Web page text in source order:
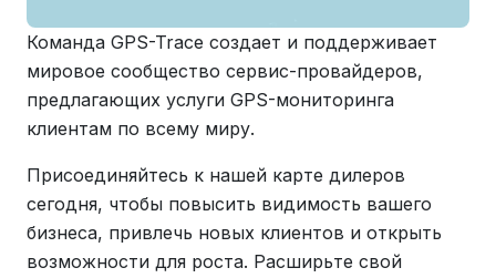
Команда GPS-Trace создает и поддерживает
мировое сообщество сервис-провайдеров,
предлагающих услуги GPS-мониторинга
клиентам по всему миру.
Присоединяйтесь к нашей карте дилеров
сегодня, чтобы повысить видимость вашего
бизнеса, привлечь новых клиентов и открыть
возможности для роста. Расширьте свой